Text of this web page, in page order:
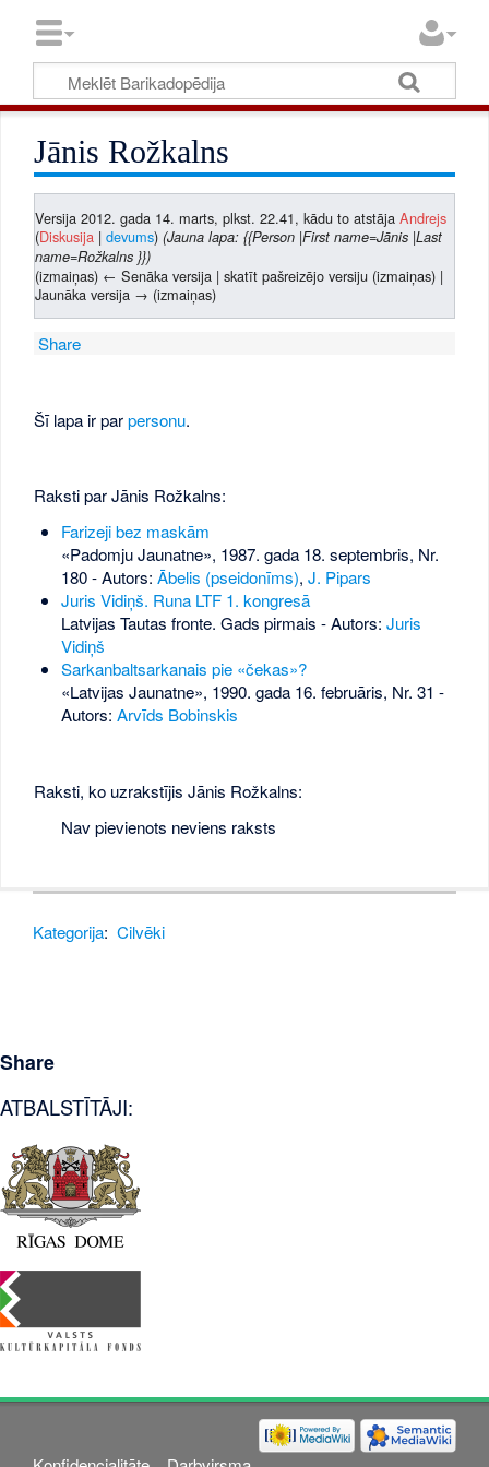
Jānis Rožkalns
Versija 2012. gada 14. marts, plkst. 22.41, kādu to atstājaAndrejs
(Diskusija |devums) (Jauna lapa: {{Person |First name=Jānis |Last
name=Rožkalns }})
(izmaiņas) ← Senāka versija | skatīt pašreizējo versiju (izmaiņas) |
Jaunāka versija → (izmaiņas)
Share
Šī lapa ir parpersonu.
Raksti par Jānis Rožkalns:
Farizeji bez maskām
«Padomju Jaunatne», 1987. gada 18. septembris, Nr.
180- Autors: Ābelis (pseidonīms), J. Pipars
Juris Vidiņš. Runa LTF 1. kongresā
Latvijas Tautas fronte. Gads pirmais - Autors: Juris
Vidiņš
Sarkanbaltsarkanais pie «čekas»?
«Latvijas Jaunatne», 1990. gada 16. februāris, Nr. 31 -
Autors: Arvīds Bobinskis
Raksti, ko uzrakstījis Jānis Rožkalns:
Nav pievienots neviens raksts
Kategorija: Cilvēki
Share
ATBALSTĪTĀJI: